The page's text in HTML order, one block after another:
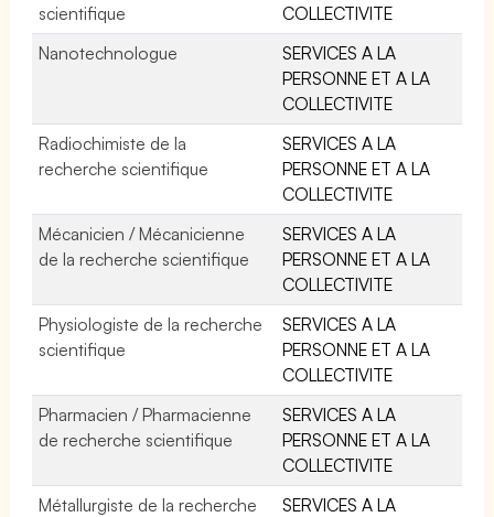
scientifique
COLLECTIVITE
Nanotechnologue
SERVICES A LA
PERSONNE ET A LA
COLLECTIVITE
Radiochimiste de la
recherche scientifique
SERVICES A LA
PERSONNE ET A LA
COLLECTIVITE
Mécanicien / Mécanicienne
de la recherche scientifique
SERVICES A LA
PERSONNE ET A LA
COLLECTIVITE
Physiologiste de la recherche
scientifique
SERVICES A LA
PERSONNE ET A LA
COLLECTIVITE
Pharmacien / Pharmacienne
de recherche scientifique
SERVICES A LA
PERSONNE ET A LA
COLLECTIVITE
Métallurgiste de la recherche
SERVICES A LA